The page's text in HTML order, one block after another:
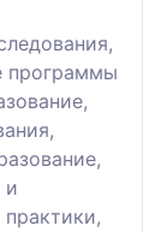
программы
и